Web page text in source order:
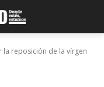
la reposición de la vírgen